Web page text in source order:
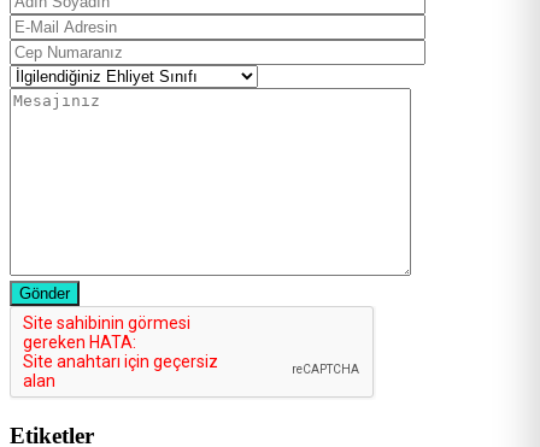
Gönder
Etiketler